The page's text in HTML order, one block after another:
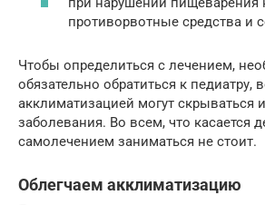
противорвотные средства и
Чтобы определиться с лечением,
обязательно обратиться к педиатру,
акклиматизацией могут скрываться
заболевания. Во всем, что касается
самолечением заниматься не стоит.
Облегчаем акклиматизацию